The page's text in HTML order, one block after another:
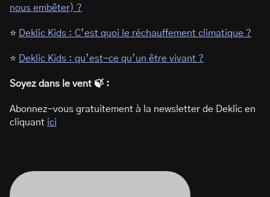
nous embêter) ?
⭐ Deklic Kids : C’est quoi le réchauffement climatique ?
⭐ Deklic Kids : qu’est-ce qu’un être vivant ?
Soyez dans le vent 🍃 :
Abonnez-vous gratuitement à la newsletter de Deklic en
cliquant ici